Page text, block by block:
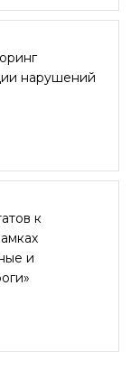
нарушений
к
и